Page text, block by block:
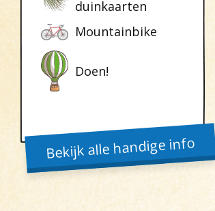
duinkaarten
Mountainbike
Doen!
Bekijk alle handige info